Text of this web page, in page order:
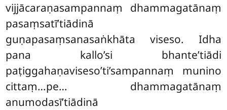
vijjācaraṇasampannaṃ dhammagatānaṃ
pasaṃsatī’tiādinā
guṇapasaṃsanasaṅkhāta viseso. Idha
pana kallo’si bhante’tiādi
paṭiggahaṇaviseso’ti’sampannaṃ munino
cittaṃ…pe… dhammagatānaṃ
anumodasī’tiādinā